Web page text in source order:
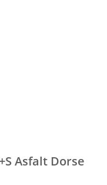
Asfalt Dorse